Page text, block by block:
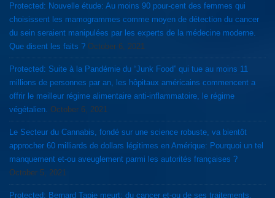
Protected: Nouvelle étude: Au moins 90 pour-cent des femmes qui
choisissent les mamogrammes comme moyen de détection du cancer
du sein seraient manipulées par les experts de la médecine moderne.
Que disent les faits ? October 6, 2021
Protected: Suite à la Pandémie du “Junk Food” qui tue au moins 11
millions de personnes par an, les hôpitaux américains commencent a
offrir le meilleur régime alimentaire anti-inflammatoire, le régime
végétalien. October 6, 2021
Le Secteur du Cannabis, fondé sur une science robuste, va bientôt
approcher 60 milliards de dollars légitimes en Amérique: Pourquoi un tel
manquement et-ou aveuglement parmi les autorités françaises ?
October 5, 2021
Protected: Bernard Tapie meurt: du cancer et-ou de ses traitements.